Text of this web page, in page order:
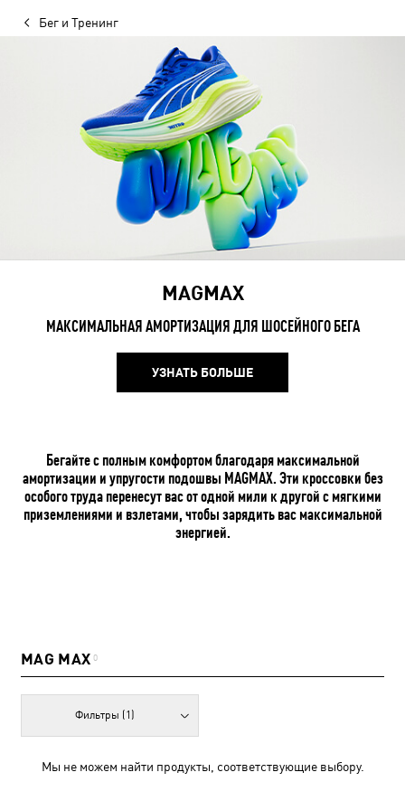
Бег и Тренинг
MAGMAX
МАКСИМАЛЬНАЯ АМОРТИЗАЦИЯ ДЛЯ ШОСЕЙНОГО БЕГА
УЗНАТЬ БОЛЬШЕ
Бегайте с полным комфортом благодаря максимальной
амортизации и упругости подошвы MAGMAX. Эти кроссовки без
особого труда перенесут вас от одной мили к другой с мягкими
приземлениями и взлетами, чтобы зарядить вас максимальной
энергией.
MAG MAX 0
Фильтры (1)
Мы не можем найти продукты, соответствующие выбору.